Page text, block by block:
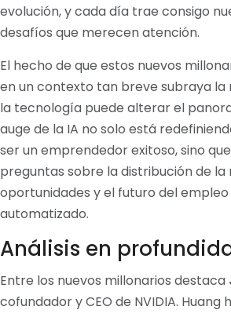
evolución, y cada día trae consigo
desafíos que merecen atención.
El hecho de que estos nuevos
en un contexto tan breve subraya la
la tecnología puede alterar el
auge de la IA no solo está
ser un emprendedor exitoso, sino
preguntas sobre la distribución de la
oportunidades y el futuro del empleo
automatizado.
Análisis en
Entre los nuevos millonarios destaca
cofundador y CEO de NVIDIA. Huang